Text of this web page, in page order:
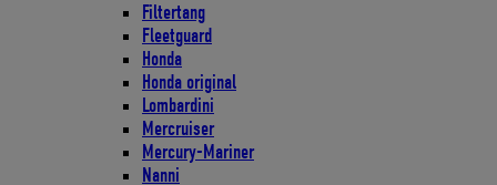
Filtertang
Fleetguard
Honda
Honda original
Lombardini
Mercruiser
Mercury-Mariner
Nanni